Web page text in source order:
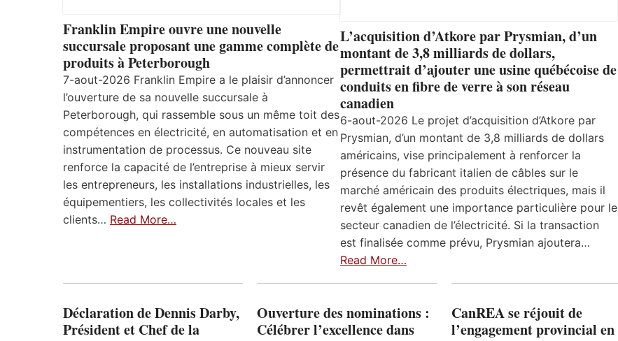
Franklin Empire ouvre une nouvelle
succursale proposant une gamme complète de
produits à Peterborough
7-aout-2026 Franklin Empire a le plaisir d’annoncer
l’ouverture de sa nouvelle succursale à
Peterborough, qui rassemble sous un même toit des
compétences en électricité, en automatisation et en
instrumentation de processus. Ce nouveau site
renforce la capacité de l’entreprise à mieux servir
les entrepreneurs, les installations industrielles, les
équipementiers, les collectivités locales et les
clients… Read More…
L’acquisition d’Atkore par Prysmian, d’un
montant de 3,8 milliards de dollars,
permettrait d’ajouter une usine québécoise de
conduits en fibre de verre à son réseau
canadien
6-aout-2026 Le projet d’acquisition d’Atkore par
Prysmian, d’un montant de 3,8 milliards de dollars
américains, vise principalement à renforcer la
présence du fabricant italien de câbles sur le
marché américain des produits électriques, mais il
revêt également une importance particulière pour le
secteur canadien de l’électricité. Si la transaction
est finalisée comme prévu, Prysmian ajoutera…
Read More…
Déclaration de Dennis Darby,
Président et Chef de la
Ouverture des nominations :
Célébrer l’excellence dans
CanREA se réjouit de
l’engagement provincial en